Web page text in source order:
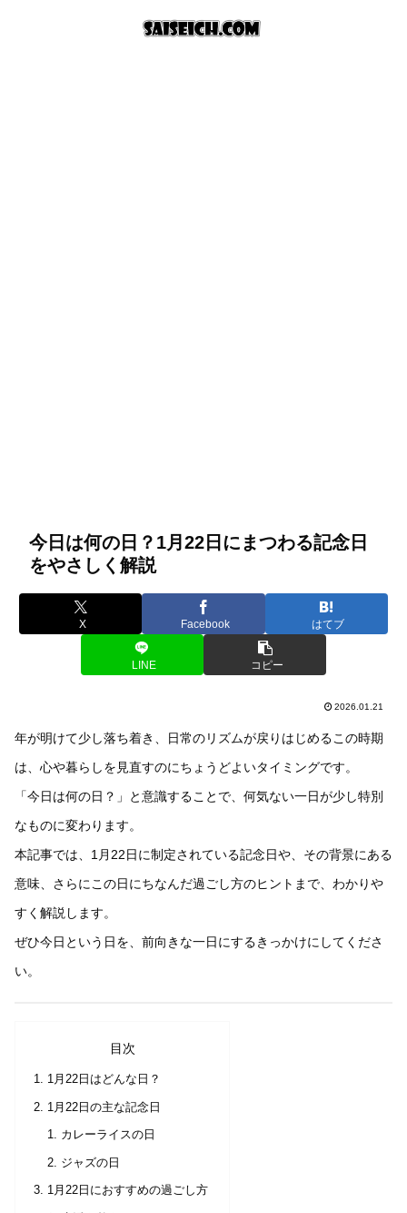
今日は何の日？1月22日にまつわる記念日
をやさしく解説
X Facebook はてブ
LINE コピー
2026.01.21
年が明けて少し落ち着き、日常のリズムが戻りはじめるこの時期
は、心や暮らしを見直すのにちょうどよいタイミングです。
「今日は何の日？」と意識することで、何気ない一日が少し特別
なものに変わります。
本記事では、1月22日に制定されている記念日や、その背景にある
意味、さらにこの日にちなんだ過ごし方のヒントまで、わかりや
すく解説します。
ぜひ今日という日を、前向きな一日にするきっかけにしてくださ
い。
目次
1月22日はどんな日？
1月22日の主な記念日
カレーライスの日
ジャズの日
1月22日におすすめの過ごし方